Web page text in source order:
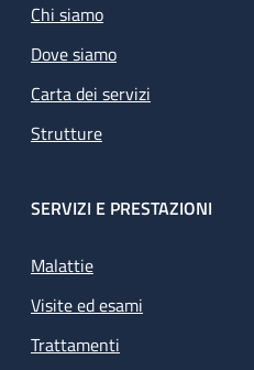
Chi siamo
Dove siamo
Carta dei servizi
Strutture
SERVIZI E PRESTAZIONI
Malattie
Visite ed esami
Trattamenti